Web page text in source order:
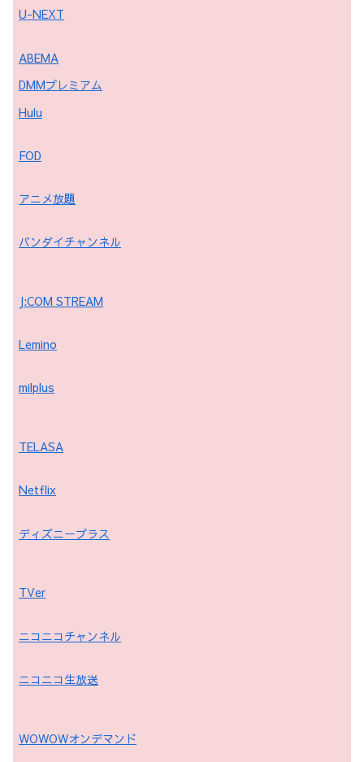
U-NEXT
ABEMA
DMMプレミアム
Hulu
FOD
アニメ放題
バンダイチャンネル
J:COM STREAM
Lemino
milplus
TELASA
Netflix
ディズニープラス
TVer
ニコニコチャンネル
ニコニコ生放送
WOWOWオンデマンド